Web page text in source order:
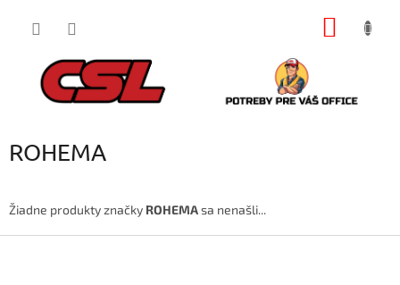
ROHEMA
Žiadne produkty značky ROHEMAsa nenašli...
Z